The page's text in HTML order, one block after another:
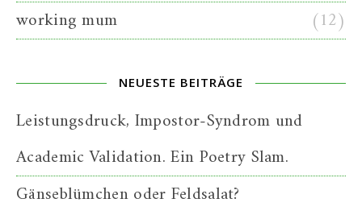
working mum
(12)
NEUESTE BEITRÄGE
Leistungsdruck, Impostor-Syndrom und
Academic Validation. Ein Poetry Slam.
Gänseblümchen oder Feldsalat?